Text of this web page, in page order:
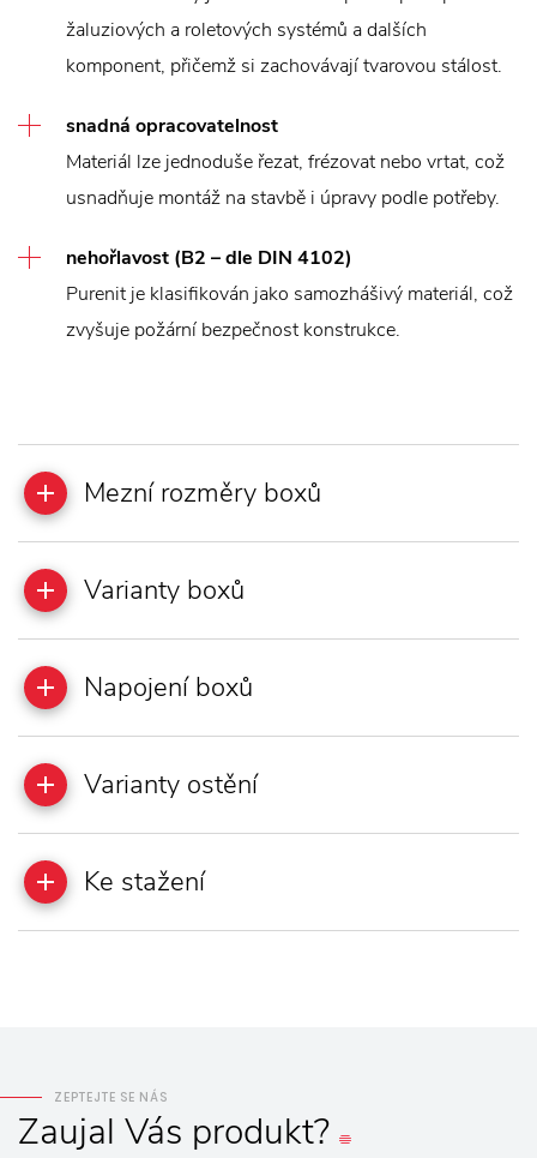
žaluziových a roletových systémů a dalších
komponent, přičemž si zachovávají tvarovou stálost.
snadná opracovatelnost
Materiál lze jednoduše řezat, frézovat nebo vrtat, což
usnadňuje montáž na stavbě i úpravy podle potřeby.
nehořlavost (B2 – dle DIN 4102)
Purenit je klasifikován jako samozhášivý materiál, což
zvyšuje požární bezpečnost konstrukce.
Mezní rozměry boxů
Varianty boxů
Napojení boxů
Varianty ostění
Ke stažení
ZEPTEJTE SE NÁS
Zaujal Vás produkt?